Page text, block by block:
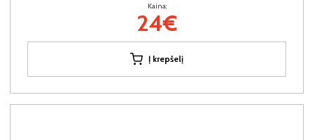
Kaina:
24€
Į krepšelį